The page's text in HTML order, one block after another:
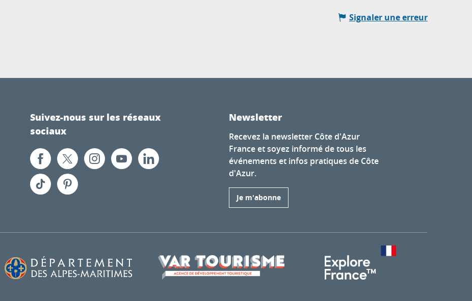
Signaler une erreur
Suivez-nous sur les réseaux
sociaux
Newsletter
Recevez la newsletter Côte d'Azur
France et soyez informé de tous les
événements et infos pratiques de Côte
d'Azur.
Je m'abonne